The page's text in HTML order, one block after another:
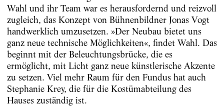
Wahl und ihr Team war es ­herausfordernd und reizvoll
zugleich, das Konzept von Bühnenbildner Jonas Vogt
handwerklich umzusetzen. »Der Neubau bietet uns
ganz neue technische Möglichkeiten«, findet Wahl. Das
beginnt mit der Beleuchtungsbrücke, die es
ermöglicht, mit Licht ganz neue künstlerische Akzente
zu setzen. Viel mehr Raum für den Fundus hat auch
Stephanie Krey, die für die Kostüm­abteilung des
Hauses zuständig ist.